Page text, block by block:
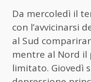
Da mercoledì il
con l’avvicinarsi
al Sud
mentre al Nord il
limitato. Giovedì